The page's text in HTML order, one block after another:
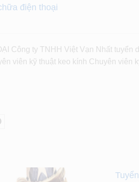
điện thoại
Công ty TNHH Việt Vạn Nhất
viên kỹ thuật keo kính Chuyên viên